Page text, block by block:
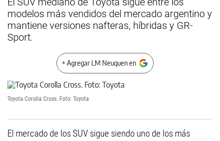
modelos más vendidos del mercado argentino y
mantiene versiones nafteras, híbridas y GR-
Sport.
+ Agregar LM Neuquen en
Toyota Corolla Cross. Foto: Toyota
El mercado de los SUV sigue siendo uno de los más